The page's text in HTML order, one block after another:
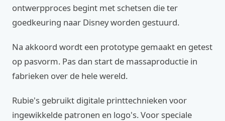
ontwerpproces begint met schetsen die ter
goedkeuring naar Disney worden gestuurd.
Na akkoord wordt een prototype gemaakt en getest
op pasvorm. Pas dan start de massaproductie in
fabrieken over de hele wereld.
Rubie's gebruikt digitale printtechnieken voor
ingewikkelde patronen en logo's. Voor speciale